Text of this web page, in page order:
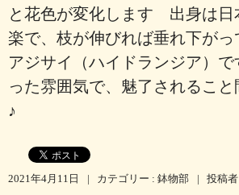
と花色が変化します 出身は
楽で、枝が伸びれば垂れ下が
アジサイ（ハイドランジア）
った雰囲気で、魅了されるこ
♪
2021年4月11日 | カテゴリー : 鉢物部 | 投稿